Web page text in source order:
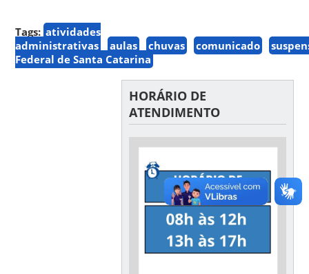
Tags: atividades
administrativas
aulas chuvas comunicado
Federal de Santa Catarina
HORÁRIO DE
ATENDIMENTO